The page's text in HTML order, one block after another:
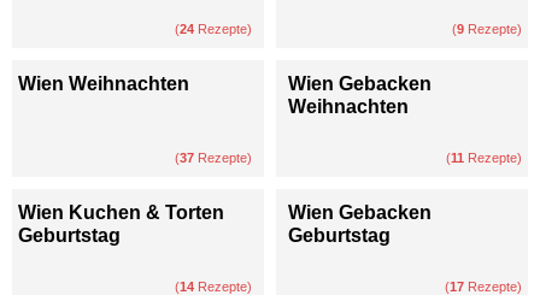
(24 Rezepte) (9 Rezepte)
Wien Weihnachten
(37 Rezepte)
Wien Gebacken
Weihnachten
(11 Rezepte)
Wien Kuchen & Torten
Geburtstag
(14 Rezepte)
Wien Gebacken
Geburtstag
(17 Rezepte)